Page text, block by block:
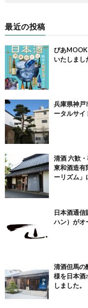
最近の投稿
ぴあ
いたしまし
兵庫県神戸
ータルサイ
清酒 六歓
東和酒造有
ーリズム」
日本酒通
ハン）がオ
清酒但馬の
様を日本酒
しました。